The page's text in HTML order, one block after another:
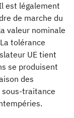
est légalement
de marche du
valeur nominale
tolérance
UE tient
se produisent
des
sous-traitance